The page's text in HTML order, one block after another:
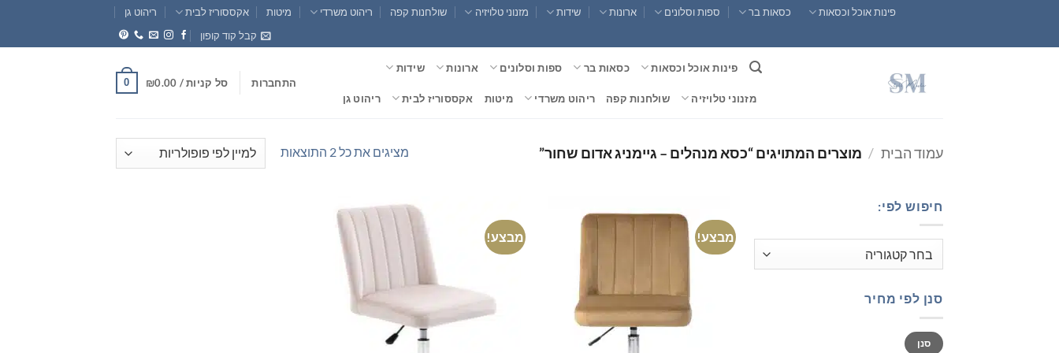
content
פינות אוכל וכסאות כסאות בר ספות וסלונים ארונות שידות מזנוני טלויזיה שולחנות קפה ריהוט משרדי מיטות אקססוריז לבית
ריהוט גן
קבל קוד קופון
פינות אוכל וכסאות כסאות בר ספות וסלונים ארונות שידות
מזנוני טלויזיה שולחנות קפה ריהוט משרדי מיטות אקססוריז לבית ריהוט גן
התחברות סל קניות / ₪0.00
0
עמוד הבית / מוצרים המתויגים “כסא מנהלים – גיימניג אדום שחור” מציגים את כל ⁦2⁩ התוצאות
ממוין
לפי
חיפוש לפי:
סנן לפי מחיר
מחיר
מינימלי
מחיר
מקסימלי
סנן
מבצע! מבצע!